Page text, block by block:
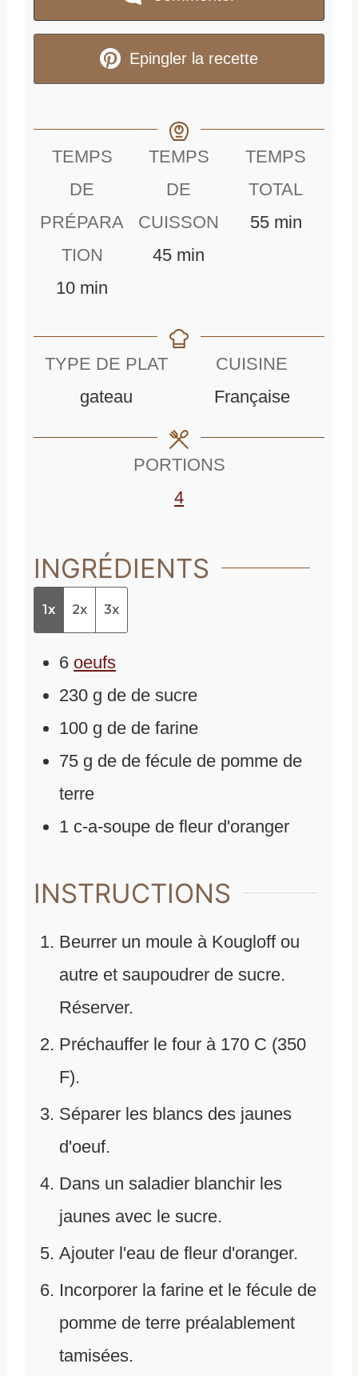
Epingler la recette
TEMPS
DE
PRÉPARA
TION
10mmin
TEMPS
DE
CUISSON
45m
u
s
min
TEMPS
TOTAL
55m
e
min
TYPE DE PLAT
gateau
CUISINE
Française
PORTIONS
4
INGRÉDIENTS
1x 2x 3x
6 oeufs
230 g de de sucre
100 g de de farine
75 g de de fécule de pomme de
terre
1 c-a-soupe de fleur d'oranger
INSTRUCTIONS
Beurrer un moule à Kougloff ou
autre et saupoudrer de sucre.
Réserver.
Préchauffer le four à 170 C (350
F).
Séparer les blancs des jaunes
d'oeuf.
Dans un saladier blanchir les
jaunes avec le sucre.
Ajouter l'eau de fleur d'oranger.
Incorporer la farine et le fécule de
pomme de terre préalablement
tamisées.